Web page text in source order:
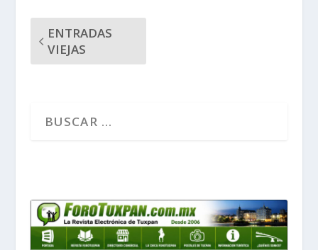
ENTRADAS
VIEJAS